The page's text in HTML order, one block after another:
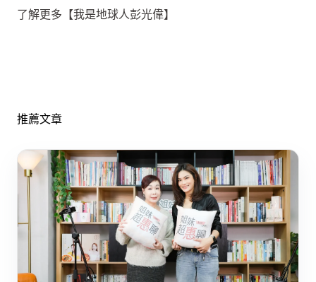
了解更多【我是地球人彭光偉】
推薦文章